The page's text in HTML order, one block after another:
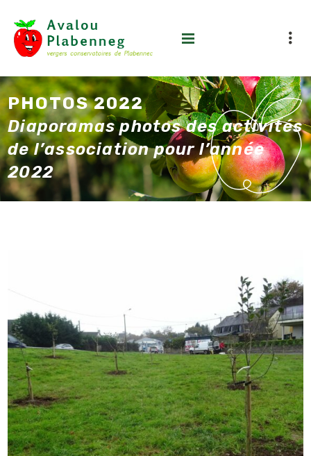
PHOTOS 2022
Diaporamas photos des activités
de l’association pour l’année
2022